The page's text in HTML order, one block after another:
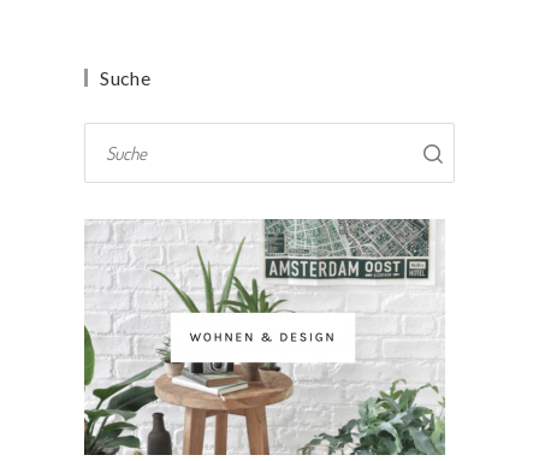
Suche